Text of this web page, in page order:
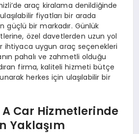
araç kiralama denildiğinde
fiyatları bir arada
güçlü bir markadır. Günlük
özel davetlerden uzun yol
ihtiyaca uygun araç seçenekleri
pahalı ve zahmetli olduğu
firma, kaliteli hizmeti bütçe
herkes için ulaşılabilir bir
A Car Hizmetlerinde
Yaklaşım